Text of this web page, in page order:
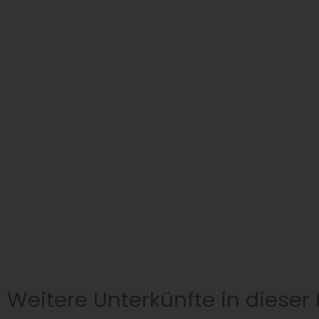
Weitere Unterkünfte in dieser